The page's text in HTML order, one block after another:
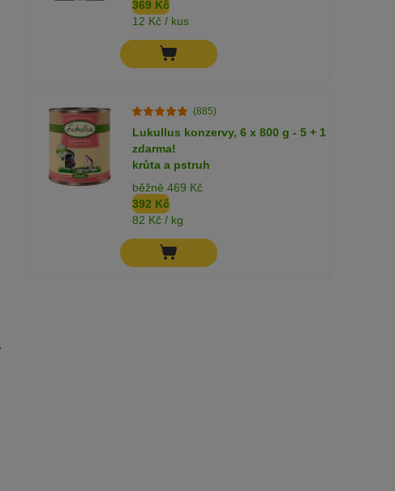
369 Kč
12 Kč / kus
(885)
Lukullus konzervy, 6 x 800 g - 5 + 1
zdarma!
krůta a pstruh
běžně 469 Kč
392 Kč
82 Kč / kg